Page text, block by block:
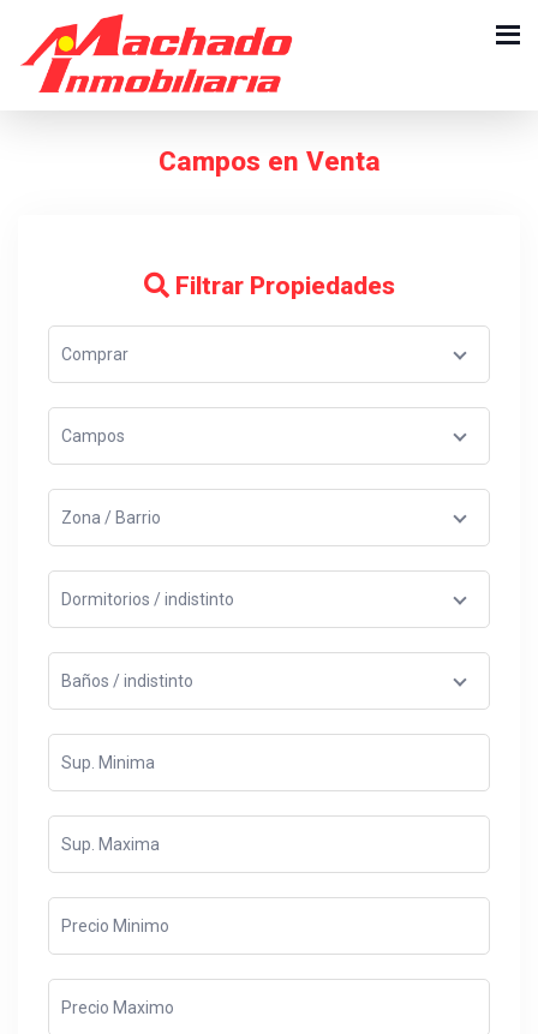
Campos en Venta
Filtrar Propiedades